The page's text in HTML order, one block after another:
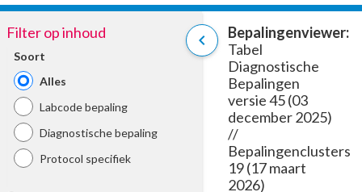
chevron_left
Filter op inhoud
Soort
Alles
Labcode bepaling
Diagnostische bepaling
Protocol specifiek
Bepalingenviewer:
Tabel
Diagnostische
Bepalingen
versie 45 (03
december 2025)
//
Bepalingenclusters
19 (17 maart
2026)